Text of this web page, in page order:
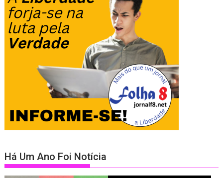
Há Um Ano Foi Notícia